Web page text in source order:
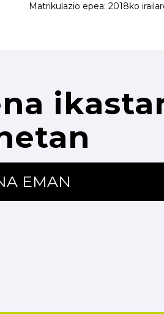
Matrikulazio epea: 2018ko
EMAN